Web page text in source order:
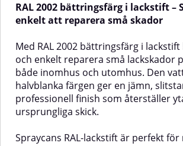
RAL-lackstift är perfekt för mindre
reparationer på möbler, dörrar,
fönster, snickerier och andra
målade föremål. Kulören RAL
2001, även kallad Red Orange, är
en stark orange-röd ton som
tillhör RAL-systemets kategori
Orange nyanser.✅ Fördelar med
RAL 2001 bättringsfärg i
lackstiftEnkel att använda – färdig
att applicera med inbyggd
miljövänlig och lätt att
RAL-lackstift
reparationer
målade
2008, även
Orange, är
orange-röd
RAL-
nyanser.✅
2008
RAL 2002 bättringsfärg i lackstift –
enkelt att reparera små skador
Med RAL 2002 bättringsfärg i
och enkelt reparera små lackskador
både inomhus och utomhus. Den
halvblanka färgen ger en jämn,
professionell finish som återställer
ursprungliga skick.
Spraycans RAL-lackstift är perfekt